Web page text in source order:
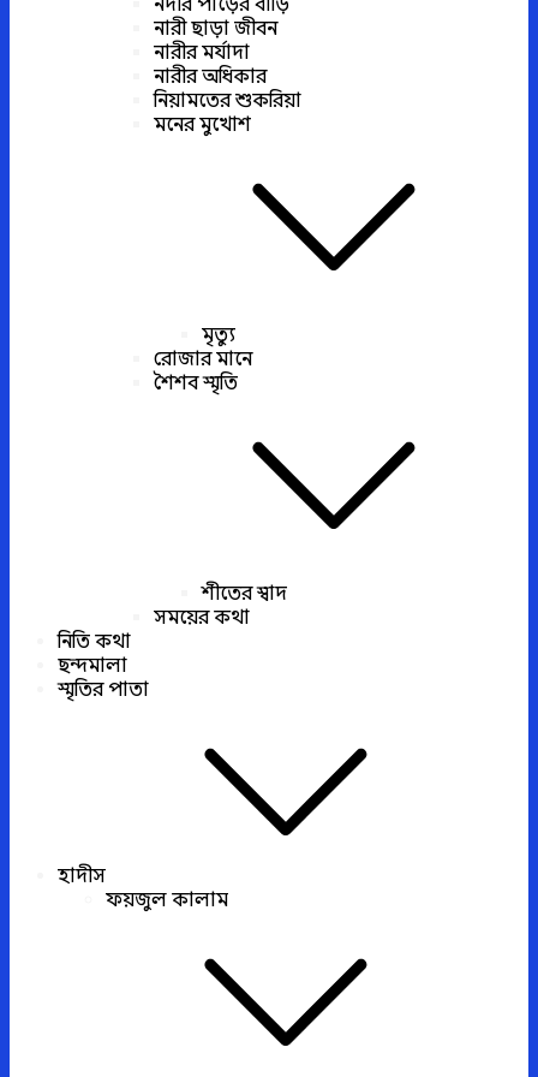
নদীর পাড়ের বাড়ি
নারী ছাড়া জীবন
নারীর মর্যাদা
নারীর অধিকার
নিয়ামতের শুকরিয়া
মনের মুখোশ
মৃত্যু
রোজার মানে
শৈশব স্মৃতি
শীতের স্বাদ
সময়ের কথা
নিতি কথা
ছন্দমালা
স্মৃতির পাতা
হাদীস
ফয়জুল কালাম